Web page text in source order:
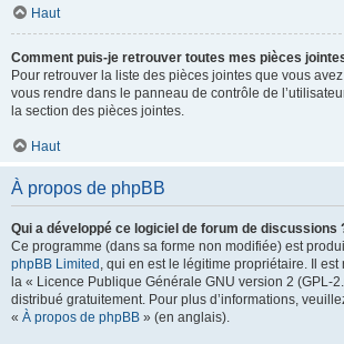
Haut
Comment puis-je retrouver toutes mes pièces
Pour retrouver la liste des pièces jointes que vous
vous rendre dans le panneau de contrôle de
la section des pièces jointes.
Haut
À propos de phpBB
Qui a développé ce logiciel de forum de discussions
Ce programme (dans sa forme non modifiée) est
phpBB Limited , qui en est le légitime propriétaire. Il
la « Licence Publique Générale GNU version 2 (GPL-
distribué gratuitement. Pour plus d’informations,
« À propos de phpBB » (en anglais).